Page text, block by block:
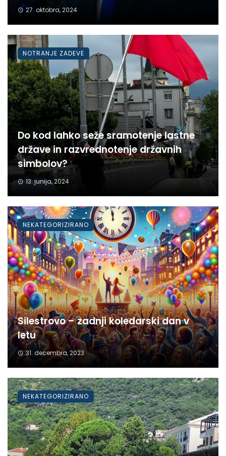
27. oktobra, 2024
Do kod lahko seže sramotenje lastne
države in razvrednotenje državnih
simbolov?
13. junija, 2024
NOTRANJE ZADEVE
Silestrovo – zadnji koledarski dan v
letu
31. decembra, 2023
NEKATEGORIZIRANO
NEKATEGORIZIRANO